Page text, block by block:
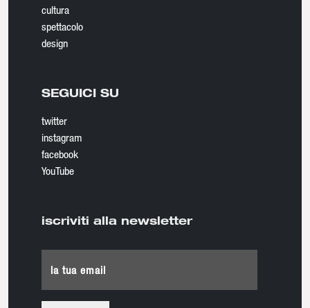
cultura
spettacolo
design
SEGUICI SU
twitter
instagram
facebook
YouTube
iscriviti alla newsletter
la tua email